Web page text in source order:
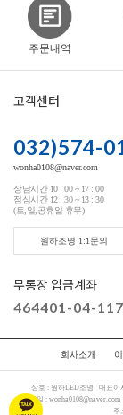
주문내역
고객센터
032)574-
wonha0108@naver.com
상담시간 10 : 00 ~ 17 : 00
점심시간 12 : 30 ~ 13 : 30
(토,일,공휴일 휴무)
원하조명 1:1문의
무통장 입금계좌
464401-04-
회사소개
상호 : 원하LED조명 대표이
메일 : wonha0108@naver.com
주